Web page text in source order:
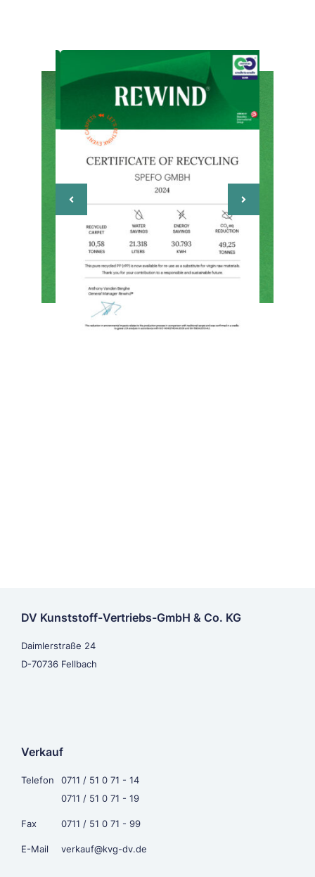
DV Kunststoff-Vertriebs-GmbH & Co. KG
Daimlerstraße 24
D-70736 Fellbach
Verkauf
Telefon
0711 / 51 0 71 - 14
0711 / 51 0 71 - 19
Fax 0711 / 51 0 71 - 99
E-Mail verkauf@kvg-dv.de